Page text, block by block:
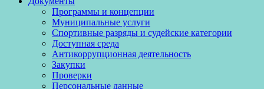
Программы и концепции
Муниципальные услуги
Спортивные разряды и судейские категории
Доступная среда
Антикоррупционная деятельность
Закупки
Проверки
Персональные данные